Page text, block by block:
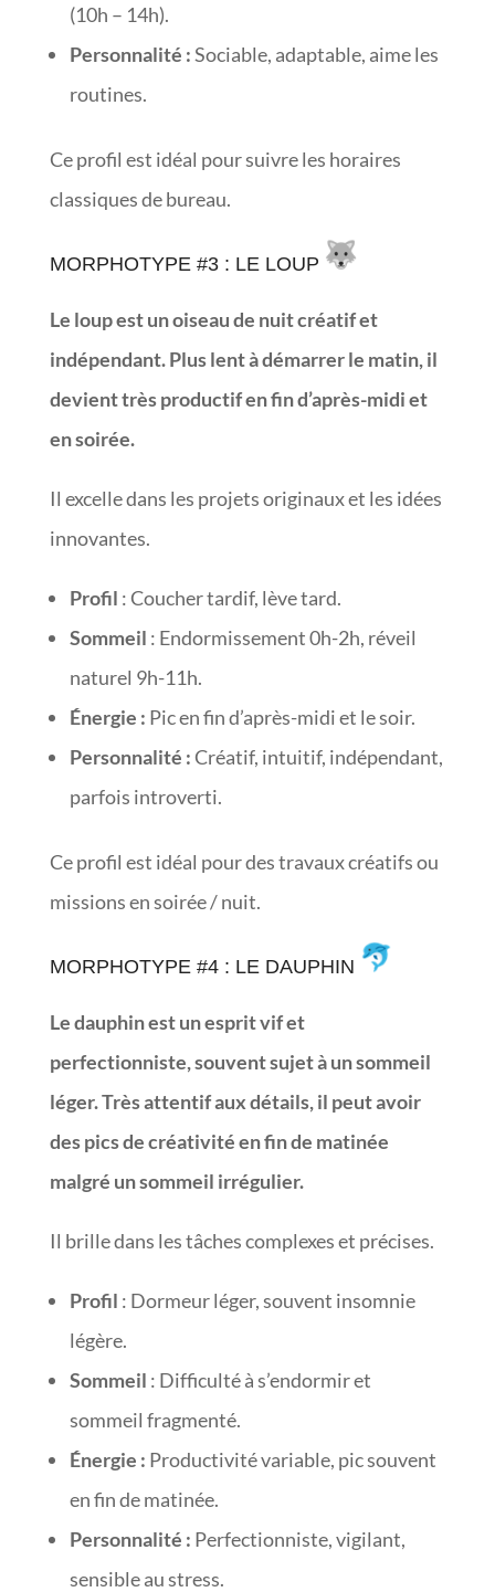
(10h – 14h).
Personnalité :Sociable, adaptable, aime les
routines.
Ce profil est idéal pour suivre les horaires
classiques de bureau.
MORPHOTYPE #3 : LE LOUP
Le loup est un oiseau de nuit créatif et
indépendant. Plus lent à démarrer le matin, il
devient très productif en fin d’après-midi et
en soirée.
Il excelle dans les projets originaux et les idées
innovantes.
Profil : Coucher tardif, lève tard.
Sommeil : Endormissement 0h-2h, réveil
naturel 9h-11h.
Énergie : Pic en fin d’après-midi et le soir.
Personnalité :Créatif, intuitif, indépendant,
parfois introverti.
Ce profil est idéal pour des travaux créatifs ou
missions en soirée / nuit.
MORPHOTYPE #4 : LE DAUPHIN
Le dauphin est un esprit vif et
perfectionniste, souvent sujet à un sommeil
léger. Très attentif aux détails, il peut avoir
des pics de créativité en fin de matinée
malgré un sommeil irrégulier.
Il brille dans les tâches complexes et précises.
Profil : Dormeur léger, souvent insomnie
légère.
Sommeil : Difficulté à s’endormir et
sommeil fragmenté.
Énergie : Productivité variable, pic souvent
en fin de matinée.
Personnalité : Perfectionniste, vigilant,
sensible au stress.